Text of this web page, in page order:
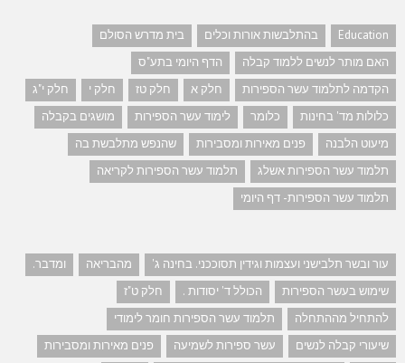
Education בהתלבשות אורות וכלים
בית מדרש הסולם
האם מותר לנשים ללמוד קבלה
הדף היומי בתע"ס
הקדמה לתלמוד עשר הספירות
חלק א חלק טז חלק י
חלק י"ג
כלולות מד' בחינות
כלומר לימוד עשר הספירות
מושגים בקבלה
מיעוט הלבנה
פנים מאירות ומסבירות
שהנפש מתלבשת בה
תלמוד עשר הספירות אשלג
תלמוד עשר הספירות לקריאה
תלמוד עשר הספירות- דף היומי
עור ובשר תלבישני ועצמות וגידין תסוככני. בחינה ג' מהבריאה
ומדבר.
שימוש בעשר הספירות
הכולל ד' יסודות .
חלק ט"ז
להתחיל מההתחלה
תלמוד עשר הספירות חומר לימודי
שיעורי קבלה לנשים
עשר ספירות לשמיעה
פנים מאירות ומסבירות